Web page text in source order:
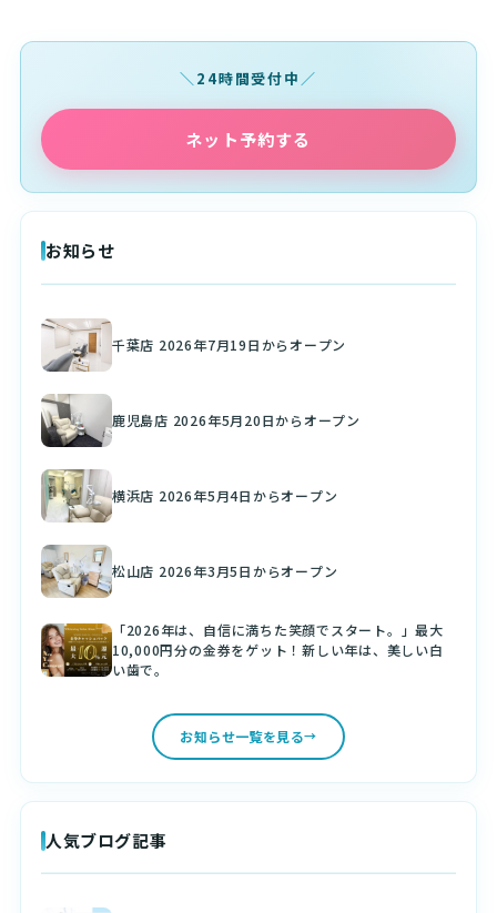
24時間受付中
ネット予約する
お知らせ
千葉店 2026年7月19日からオープン
鹿児島店 2026年5月20日からオープン
横浜店 2026年5月4日からオープン
松山店 2026年3月5日からオープン
「2026年は、自信に満ちた笑顔でスタート。」最大
10,000円分の金券をゲット！新しい年は、美しい白
い歯で。
お知らせ一覧を見る
人気ブログ記事